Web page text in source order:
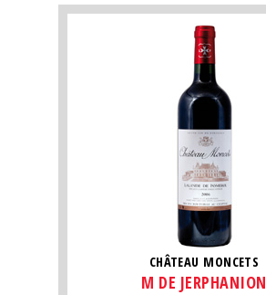
Magazine
CHÂTEAU MONCETS
M DE JERPHANION